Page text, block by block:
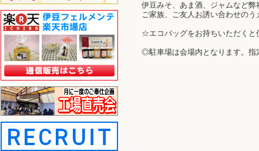
伊豆みそ、あま酒、ジャムなど弊
ご家族、ご友人お誘い合わせのう
☆エコバッグをお持ちいただくと
◎駐車場は会場内となります。指